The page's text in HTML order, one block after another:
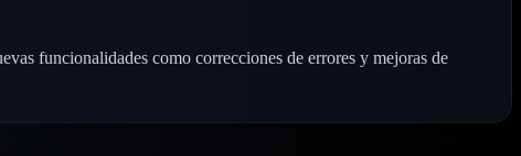
funcionalidades como correcciones de errores y mejoras de